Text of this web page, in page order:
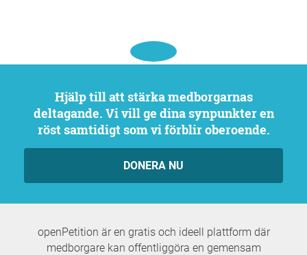
Hjälp till att stärka medborgarnas
deltagande. Vi vill ge dina synpunkter en
röst samtidigt som vi förblir oberoende.
DONERA NU
openPetition är en gratis och ideell plattform där
medborgare kan offentliggöra en gemensam